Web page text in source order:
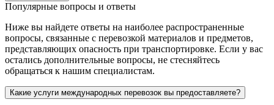
Популярные вопросы и ответы
Ниже вы найдете ответы на наиболее распространенные
вопросы, связанные с перевозкой материалов и предметов,
представляющих опасность при транспортировке. Если у вас
остались дополнительные вопросы, не стесняйтесь
обращаться к нашим специалистам.
Какие услуги международных перевозок вы предоставляете?